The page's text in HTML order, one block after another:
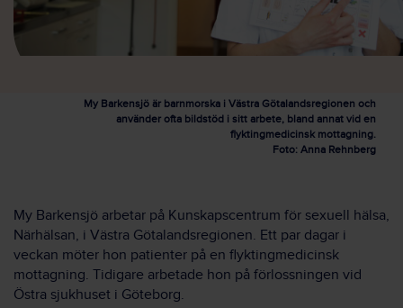
My Barkensjö är barnmorska i Västra Götalandsregionen och
använder ofta bildstöd i sitt arbete, bland annat vid en
flyktingmedicinsk mottagning.
Foto: Anna Rehnberg
My Barkensjö arbetar på Kunskapscentrum för sexuell hälsa,
Närhälsan, i Västra Götalandsregionen. Ett par dagar i
veckan möter hon patienter på en flyktingmedicinsk
mottagning. Tidigare arbetade hon på förlossningen vid
Östra sjukhuset i Göteborg.